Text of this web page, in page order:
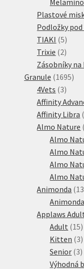
Plastové
Podložky
TIAKI 55
Trixie 22
Zásobníky
Granule 16951695
4Vets 33
Affinity
Affinity Libra
Almo Nature
Almo
Almo
Almo
Almo
Animonda 13
Applaws
Adult 1515
Kitten 33
Senior 33
Výhodná